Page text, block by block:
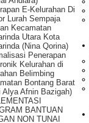
E-Kelurahan Di
Lurah Sempaja
Kecamatan
Utara Kota
(Nina Qorina)
Penerapan
Kelurahan di
Belimbing
Bontang Barat
Alya Afnin Bazigah)
BANTUAN
NON TUNAI